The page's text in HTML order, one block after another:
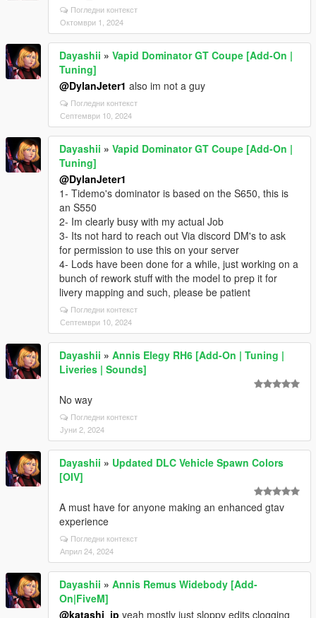
Погледни контекст
Октомври 1, 2024
Dayashii » Vapid Dominator GT Coupe [Add-On |
Tuning]
@DylanJeter1 also im not a guy
Погледни контекст
Септември 10, 2024
Dayashii » Vapid Dominator GT Coupe [Add-On |
Tuning]
@DylanJeter1
1- Tidemo's dominator is based on the S650, this is
an S550
2- Im clearly busy with my actual Job
3- Its not hard to reach out Via discord DM's to ask
for permission to use this on your server
4- Lods have been done for a while, just working on a
bunch of rework stuff with the model to prep it for
livery mapping and such, please be patient
Погледни контекст
Септември 10, 2024
Dayashii » Annis Elegy RH6 [Add-On | Tuning |
Liveries | Sounds]
No way
Погледни контекст
Јуни 2, 2024
Dayashii » Updated DLC Vehicle Spawn Colors
[OIV]
A must have for anyone making an enhanced gtav
experience
Погледни контекст
Април 24, 2024
Dayashii » Annis Remus Widebody [Add-
On|FiveM]
@katashi_jp yeah mostly just sloppy edits clogging